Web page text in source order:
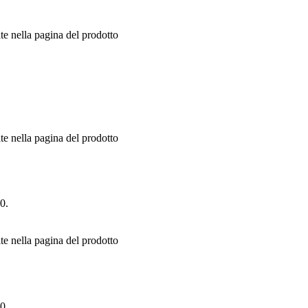
nella pagina del prodotto
nella pagina del prodotto
nella pagina del prodotto